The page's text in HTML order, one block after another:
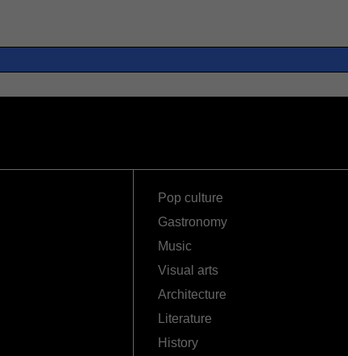
Pop culture
Gastronomy
Music
Visual arts
Architecture
Literature
History